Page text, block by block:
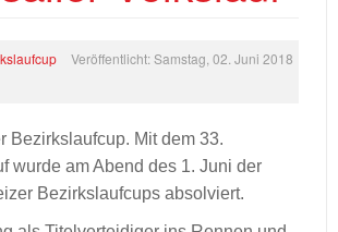
Veröffentlicht: Samstag, 02. Juni 2018
Bezirkslaufcup. Mit dem 33.
wurde am Abend des 1. Juni der
Bezirkslaufcups absolviert.